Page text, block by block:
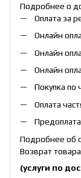
Подробнее о
Оплата за
Онлайн
Онлайн
Онлайн
Покупка по
Оплата
Подробнее об
Возврат
(услуги по